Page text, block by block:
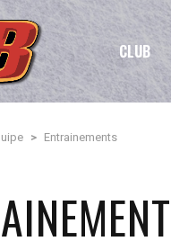
CLUB
> Entrainements